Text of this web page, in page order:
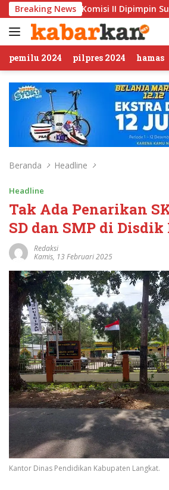
Langsung
ke
konten
Breaking News
II Dipimpin Sufmi Dasco Ahmad
pemilu 2024 pilpres 2024 hamas
Beranda Headline
Headline
Tak Ada Penarikan
SD dan SMP di
Redaksi
Kamis, 13 Februari 2025
Kantor Dinas Pendidikan Kabupaten Langkat.